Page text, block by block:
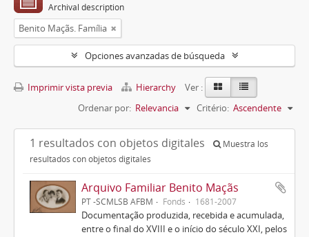
Archival description
Benito Maçãs. Família
Opciones avanzadas de búsqueda
Imprimir vista previa Hierarchy
Ver :
Ordenar por: Relevancia Critério: Ascendente
1 resultados con objetos digitales
Muestra los
resultados con objetos digitales
Arquivo Familiar Benito Maçãs
PT -SCMLSB AFBM Fonds 1681-2007
Documentação produzida, recebida e acumulada,
entre o final do XVIII e o início do século XXI, pelos